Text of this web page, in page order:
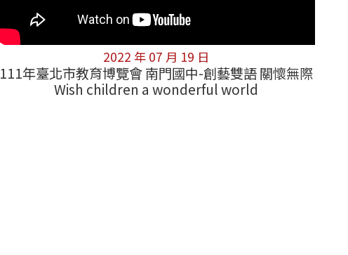
2022 年 07 月 19 日
111年臺北市教育博覽會 南門國中-創藝雙語 關懷無際
Wish children a wonderful world